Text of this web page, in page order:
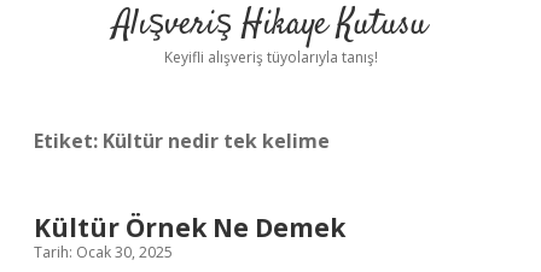
Yasal Uyarı
Alışveriş Hikaye Kutusu
Keyifli alışveriş tüyolarıyla tanış!
Etiket: Kültür nedir tek kelime
Kültür Örnek Ne Demek
Tarih: Ocak 30, 2025